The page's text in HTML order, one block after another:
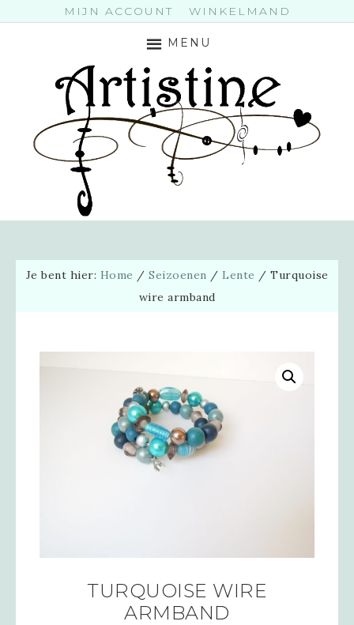
MIJN ACCOUNT WINKELMAND
MENU
Je bent hier: Home / Seizoenen / Lente / Turquoise
wire armband
TURQUOISE WIRE
ARMBAND